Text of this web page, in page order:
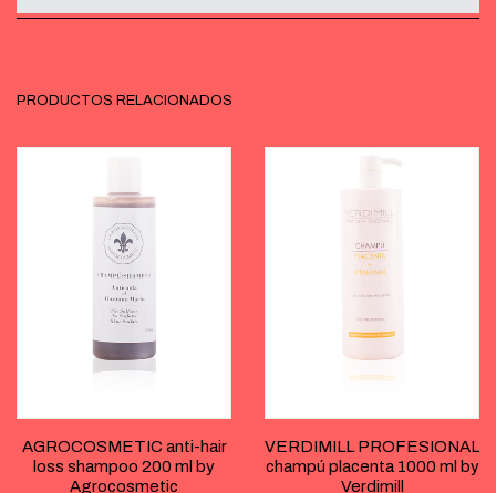
PRODUCTOS RELACIONADOS
AGROCOSMETIC anti-hair
loss shampoo 200 ml by
Agrocosmetic
VERDIMILL PROFESIONAL
champú placenta 1000 ml by
Verdimill